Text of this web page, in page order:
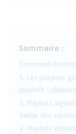
Sommaire :
Comment
1. Les playlists
playlists
2. Playlists
Radar des
3. Playlists